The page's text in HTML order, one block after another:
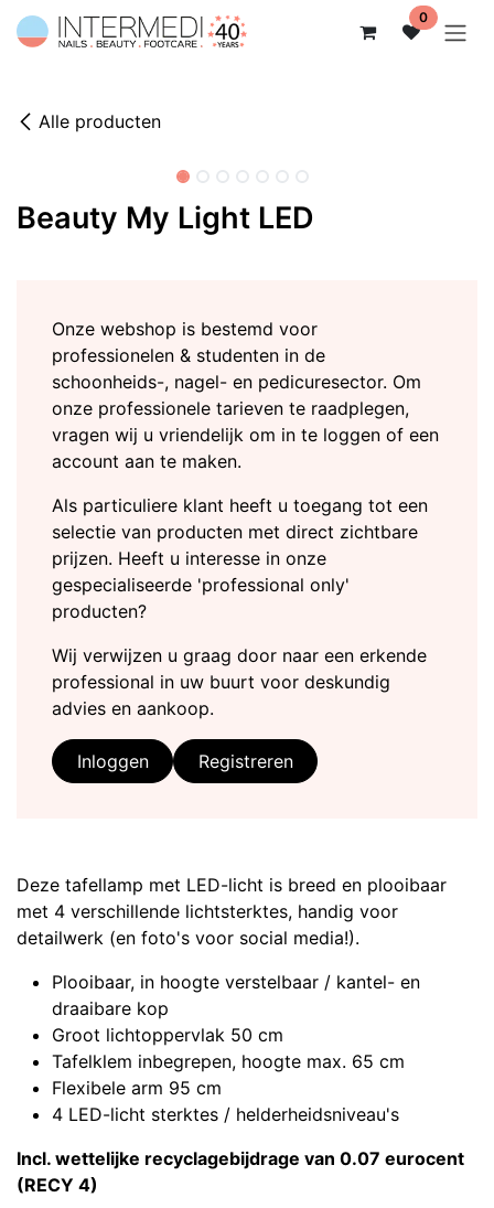
Overslaan naar inhoud 0
Alle producten
Beauty My Light LED
Deze tafellamp met LED-licht is breed en plooibaar
met 4 verschillende lichtsterktes, handig voor
detailwerk (en foto's voor social media!).
Plooibaar, in hoogte verstelbaar / kantel- en
draaibare kop
Groot lichtoppervlak 50 cm
Tafelklem inbegrepen, hoogte max. 65 cm
Flexibele arm 95 cm
4 LED-licht sterktes / helderheidsniveau's
Incl. wettelijke recyclagebijdrage van 0.07 eurocent
(RECY 4)
Onze webshop is bestemd voor
professionelen & studenten in de
schoonheids-, nagel- en pedicuresector. Om
onze professionele tarieven te raadplegen,
vragen wij u vriendelijk om in te loggen of een
account aan te maken.
Als particuliere klant heeft u toegang tot een
selectie van producten met direct zichtbare
prijzen. Heeft u interesse in onze
gespecialiseerde 'professional only'
producten?
Wij verwijzen u graag door naar een erkende
professional in uw buurt voor deskundig
advies en aankoop.
Inloggen Registreren